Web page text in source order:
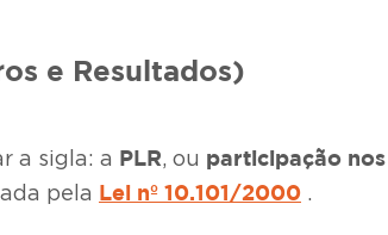
e Resultados)
a sigla: a PLR, ou participação
pela Lei nº 10.101/2000 .